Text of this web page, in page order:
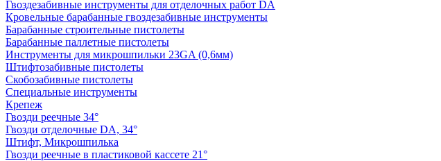
Гвоздезабивные инструменты для отделочных работ DA
Кровельные барабанные гвоздезабивные инструменты
Барабанные строительные пистолеты
Барабанные паллетные пистолеты
Инструменты для микрошпильки 23GA (0,6мм)
Штифтозабивные пистолеты
Скобозабивные пистолеты
Специальные инструменты
Крепеж
Гвозди реечные 34°
Гвозди отделочные DA, 34°
Штифт, Микрошпилька
Гвозди реечные в пластиковой кассете 21°